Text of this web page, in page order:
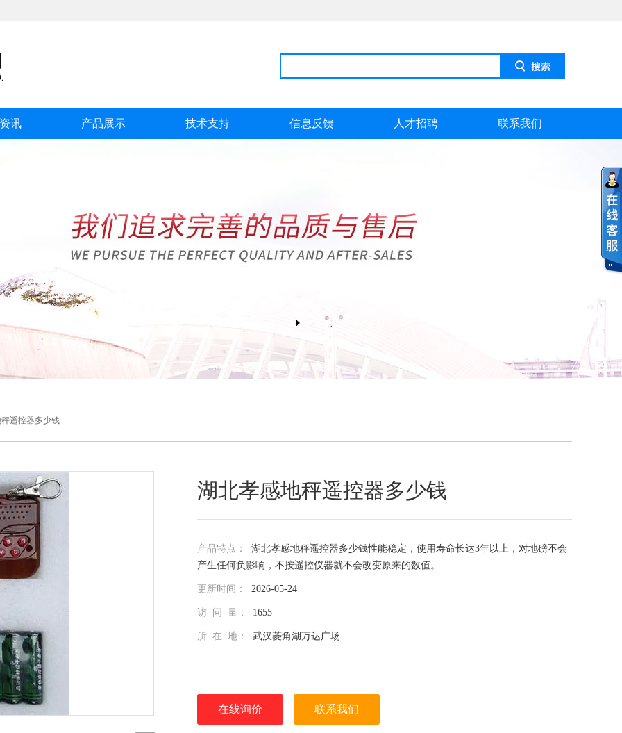
讯 产品展示 技术支持 信息反馈 人才招聘 联系我们
遥控器多少钱
湖北孝感地秤遥控器多少钱
产品特点： 湖北孝感地秤遥控器多少钱性能稳定，使用寿命长达3年以上，对地磅不会
产生任何负影响，不按遥控仪器就不会改变原来的数值。
更新时间： 2026-05-24
访 问 量： 1655
所 在 地： 武汉菱角湖万达广场
在线询价 联系我们